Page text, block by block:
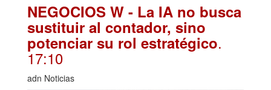
NEGOCIOS W - La IA no busca
sustituir al contador, sino
potenciar su rol estratégico.
17:10
adn Noticias